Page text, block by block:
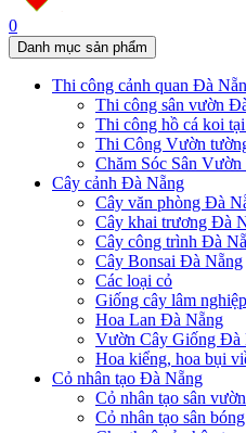
0
Danh mục sản phẩm
Thi công cảnh quan Đà
Thi công sân vườn
Thi công hồ cá koi
Thi Công Vườn
Chăm Sóc Sân
Cây cảnh Đà Nẵng
Cây văn phòng Đà
Cây khai trương Đà
Cây công trình Đà
Cây Bonsai Đà Nẵng
Các loại cỏ
Giống cây lâm nghiệp
Hoa Lan Đà Nẵng
Vườn Cây Giống Đà
Hoa kiểng, hoa bụi
Cỏ nhân tạo Đà Nẵng
Cỏ nhân tạo sân
Cỏ nhân tạo sân bóng